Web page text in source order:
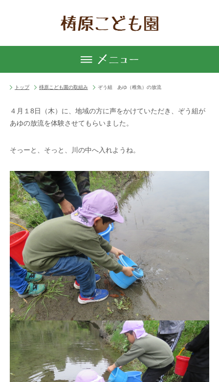
トップ 梼原こども園の取組み ぞう組 あゆ（稚魚）の放流
４月１8日（木）に、地域の方に声をかけていただき、ぞう組が
あゆの放流を体験させてもらいました。
そっーと、そっと、川の中へ入れようね。